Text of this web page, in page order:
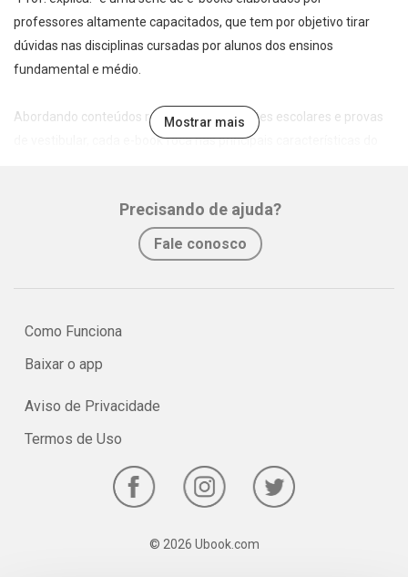
professores altamente capacitados, que tem por objetivo tirar
dúvidas nas disciplinas cursadas por alunos dos ensinos
fundamental e médio.
Abordando conteúdos recorrentes em testes escolares e provas
de vestibular, cada e-book foca nas principais características do
No e-book "Prof. explica!” História para o 1º ano do Ensino Médio
serão vistos os principais pontos sobre a Roma Antiga!
Mostrar mais
Precisando de ajuda?
Fale conosco
Como Funciona
Baixar o app
Aviso de Privacidade
Termos de Uso
© 2026 Ubook.com